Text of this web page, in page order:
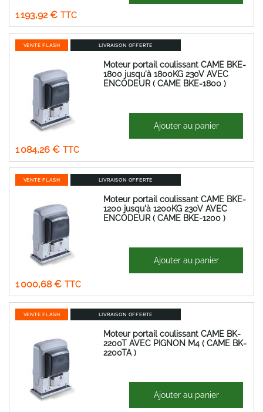
1 193,92 €
VENTE FLASH LIVRAISON OFFERTE
Moteur portail coulissant CAME BKE-
1800 jusqu'à 1800KG 230V AVEC
ENCODEUR ( CAME BKE-1800 )
1 084,26 €
1 986,79 € Ajouter au panier
VENTE FLASH LIVRAISON OFFERTE
Moteur portail coulissant CAME BKE-
1200 jusqu'à 1200KG 230V AVEC
ENCODEUR ( CAME BKE-1200 )
1 000,68 €
1 833,65 € Ajouter au panier
VENTE FLASH LIVRAISON OFFERTE
Moteur portail coulissant CAME BK-
2200T AVEC PIGNON M4 ( CAME BK-
2200TA )
1 507,66 € Ajouter au panier